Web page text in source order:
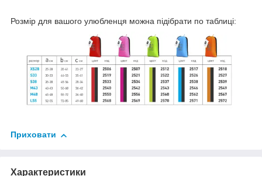
Розмір для вашого улюбленця можна підібрати по таблиці:
Приховати
Характеристики